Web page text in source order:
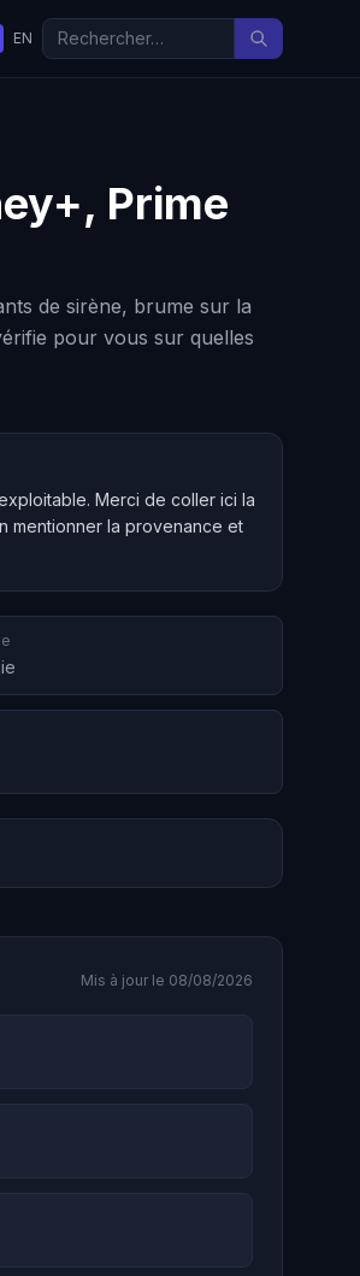
EN
Prime
de sirène, brume sur la
pour vous sur quelles
Merci de coller ici la
mentionner la provenance et
Mis à jour le 08/08/2026